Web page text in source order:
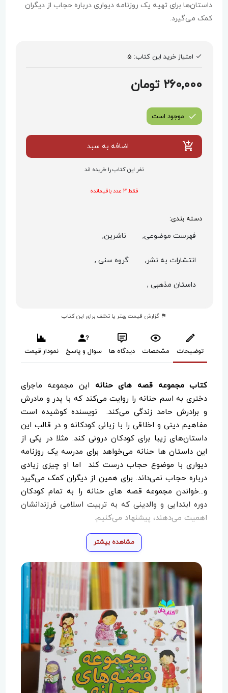
داستان‌ها برای تهیه یک روزنامه دیواری درباره حجاب از دیگران
کمک می‌گیرد.
امتیاز خرید این کتاب: 5
260,000 تومان
موجود است
اضافه به سبد
نفر این کتاب را خریده اند
فقط 3 عدد باقیمانده
دسته بندی:
فهرست موضوعی, ناشرین,
انتشارات به نشر, گروه سنی ,
داستان مذهبی ,
گزارش قیمت بهتر یا تخلف برای این کتاب
توضیحات مشخصات دیدگاه ها سوال و پاسخ نمودار قیمت
کتاب مجموعه قصه های حنانه این مجموعه ماجرای
دختری به اسم حنانه را روایت می‌کند که با پدر و مادرش
و برادرش حامد زندگی می‌کند. نویسنده کوشیده است
مفاهیم دینی و اخلاقی را با زبانی کودکانه و در قالب این
داستان‌های زیبا برای کودکان درونی کند. مثلا در یکی از
این داستان ها حنانه می‌خواهد برای مدرسه یک روزنامه
دیواری با موضوع حجاب درست کند اما او چیزی زیادی
درباره حجاب نمی‌داند. برای همین از دیگران کمک می‌گیرد
و...خواندن مجموعه قصه های حنانه را به تمام کودکان
دوره ابتدایی و والدینی که به تربیت اسلامی فرزندانشان
اهمیت می‌دهند، پیشنهاد می‌کنیم.
مشاهده بیشتر